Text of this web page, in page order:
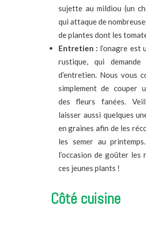
sujette au mildiou (un
qui attaque de
de plantes dont les
Entretien : l’onagre est
rustique, qui
d’entretien. Nous vous
simplement de couper
des fleurs fanées.
laisser aussi quelques
en graines afin de les
les semer au
l’occasion de goûter les
ces jeunes plants !
Côté cuisine